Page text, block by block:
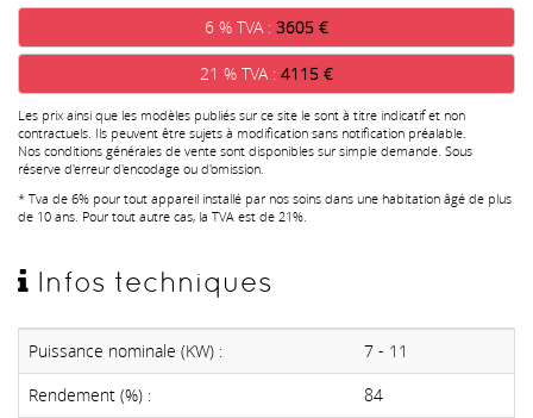
6 % TVA : 3605 €
21 % TVA : 4115 €
Les prix ainsi que les modèles publiés sur ce site le sont à titre indicatif et non
contractuels. Ils peuvent être sujets à modification sans notification préalable.
Nos conditions générales de vente sont disponibles sur simple demande. Sous
réserve d'erreur d'encodage ou d'omission.
* Tva de 6% pour tout appareil installé par nos soins dans une habitation âgé de plus
de 10 ans. Pour tout autre cas, la TVA est de 21%.
Infos techniques
Puissance nominale (KW) :
7 - 11
Rendement (%) :
84